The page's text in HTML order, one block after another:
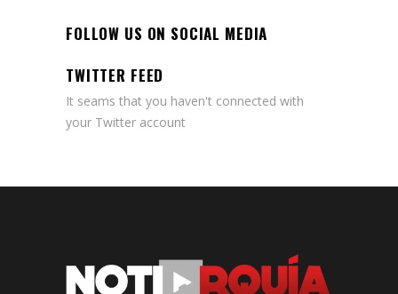
FOLLOW US ON SOCIAL MEDIA
TWITTER FEED
It seams that you haven't connected with
your Twitter account